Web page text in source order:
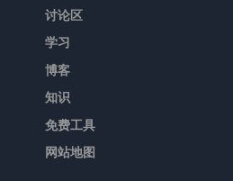
讨论区
学习
博客
知识
免费工具
网站地图